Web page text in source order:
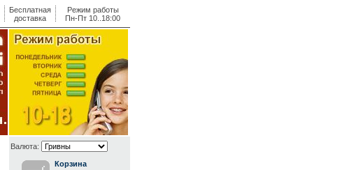
Бесплатная
доставка
Режим работы
Пн-Пт 10..18:00
Валюта:
Корзина